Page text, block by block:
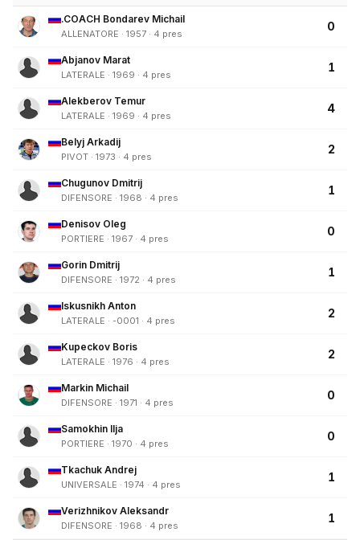
.COACH Bondarev Michail
ALLENATORE · 1957 · 4 pres
0
Abjanov Marat
LATERALE · 1969 · 4 pres
1
Alekberov Temur
LATERALE · 1969 · 4 pres
4
Belyj Arkadij
PIVOT · 1973 · 4 pres
2
Chugunov Dmitrij
DIFENSORE · 1968 · 4 pres
1
Denisov Oleg
PORTIERE · 1967 · 4 pres
0
Gorin Dmitrij
DIFENSORE · 1972 · 4 pres
1
Iskusnikh Anton
LATERALE · -0001 · 4 pres
2
Kupeckov Boris
LATERALE · 1976 · 4 pres
2
Markin Michail
DIFENSORE · 1971 · 4 pres
0
Samokhin Ilja
PORTIERE · 1970 · 4 pres
0
Tkachuk Andrej
UNIVERSALE · 1974 · 4 pres
1
Verizhnikov Aleksandr
DIFENSORE · 1968 · 4 pres
1